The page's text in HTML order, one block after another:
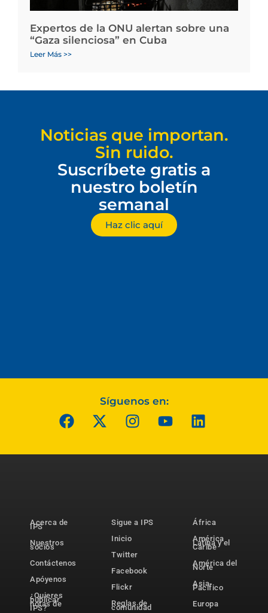
Expertos de la ONU alertan sobre una
“Gaza silenciosa” en Cuba
Leer Más >>
Noticias que importan.
Sin ruido.
Suscríbete gratis a
nuestro boletín
semanal
Haz clic aquí
Síguenos en:
Acerca de
IPS
Nuestros
socios
Contáctenos
Apóyenos
¿Quieres
publicar
notas de
IPS?
Sigue a IPS
Inicio
Twitter
Facebook
Flickr
Reglas de
comunidad
África
América
Latina y el
Caribe
América del
Norte
Asia-
Pacífico
Europa